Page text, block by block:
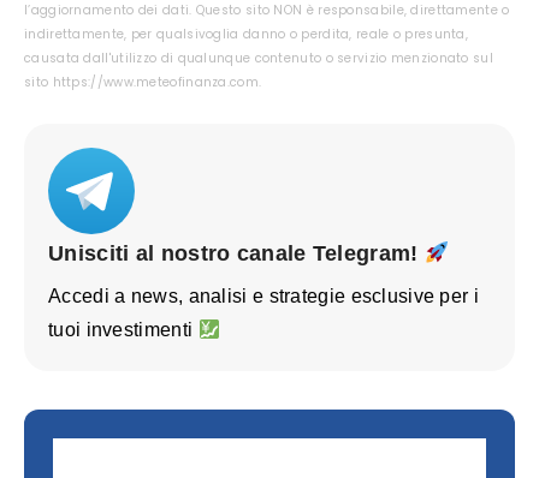
l’aggiornamento dei dati. Questo sito NON è responsabile, direttamente o
indirettamente, per qualsivoglia danno o perdita, reale o presunta,
causata dall'utilizzo di qualunque contenuto o servizio menzionato sul
sito https://www.meteofinanza.com.
Unisciti al nostro canale Telegram!
Accedi a news, analisi e strategie esclusive per i
tuoi investimenti